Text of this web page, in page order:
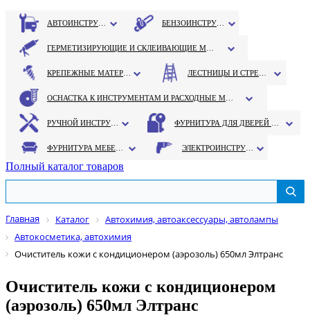
Полный каталог товаров
Главная Каталог
Автохимия, автоаксессуары, автолампы
Автокосметика, автохимия
Очиститель кожи с кондиционером (аэрозоль) 650мл Элтранс
Очиститель кожи с кондиционером
(аэрозоль) 650мл Элтранс